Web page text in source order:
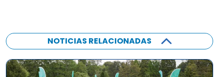
NOTICIAS RELACIONADAS